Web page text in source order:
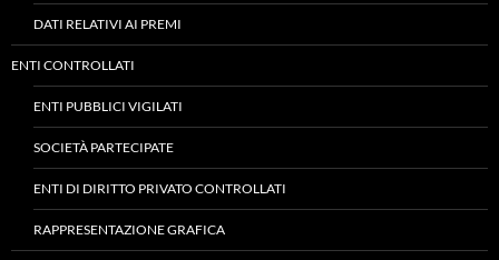
DATI RELATIVI AI PREMI
ENTI CONTROLLATI
ENTI PUBBLICI VIGILATI
SOCIETÀ PARTECIPATE
ENTI DI DIRITTO PRIVATO CONTROLLATI
RAPPRESENTAZIONE GRAFICA